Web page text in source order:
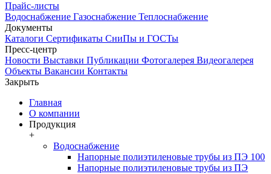
Прайс-листы
Водоснабжение Газоснабжение Теплоснабжение
Документы
Каталоги Сертификаты СниПы и ГОСТы
Пресс-центр
Новости Выставки Публикации Фотогалерея Видеогалерея
Объекты Вакансии Контакты
Закрыть
Главная
О компании
Продукция
+
Водоснабжение
Напорные полиэтиленовые трубы из ПЭ 100
Напорные полиэтиленовые трубы из ПЭ